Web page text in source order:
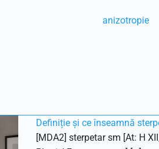
anizotropie
Definiție și ce înseamnă
[MDA2] sterpetar sm [At: H